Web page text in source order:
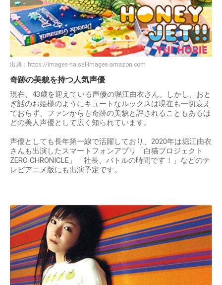
出典： https://images-na.ssl-images-amazon.com
奇跡の美貌を持つ人気声優
現在、43歳を迎えている声優の堀江由衣さん。しかし、おと
ぎ話のお姫様のようにキュートなルックスは現在も一切衰え
ておらず、ファンからも奇跡の美貌と評されることもあるほ
どの美人声優として広く知られています。
声優としても長年第一線で活躍しており、2020年は堀江由衣
さんも出演したスマートフォンアプリ「白猫プロジェクト
ZERO CHRONICLE」「社長、バトルの時間です！」などのテ
レビアニメ版にも出演予定です。